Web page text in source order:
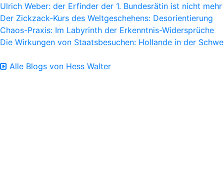
Ulrich Weber: der Erfinder der 1. Bundesrätin ist nicht mehr
Der Zickzack-Kurs des Weltgeschehens: Desorientierung
Chaos-Praxis: Im Labyrinth der Erkenntnis-Widersprüche
Die Wirkungen von Staatsbesuchen: Hollande in der
Alle Blogs von Hess Walter